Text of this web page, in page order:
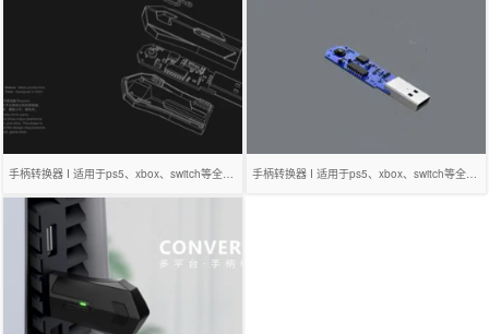
手柄转换器 I 适用于ps5、xbox、switch等全平台 手柄转换器 I 适用于ps5、xbox、switch等全平台